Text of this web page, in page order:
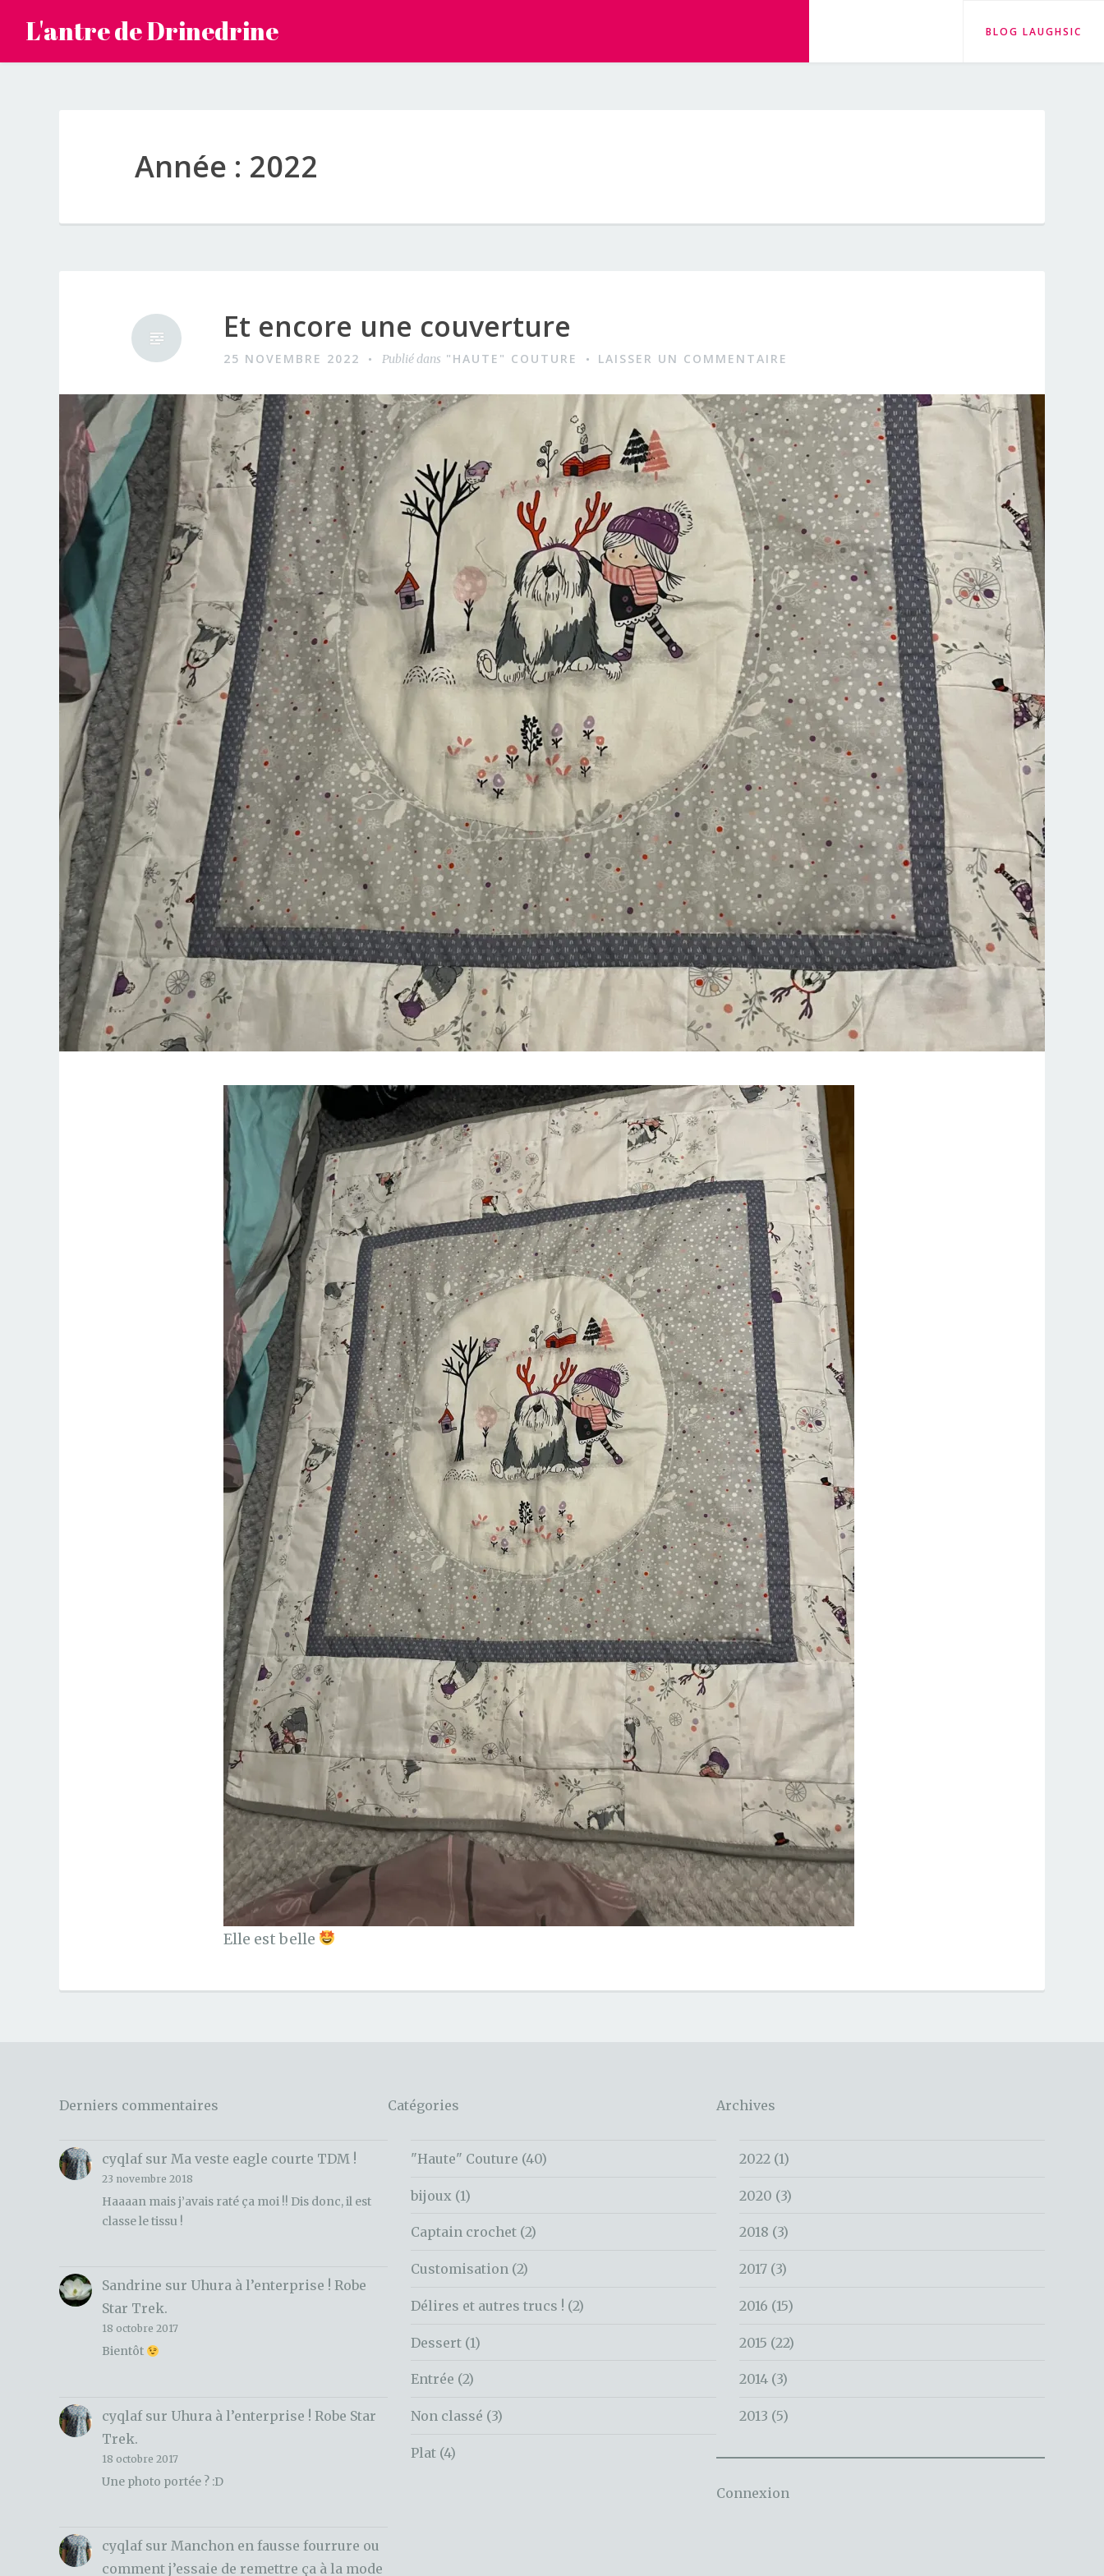
contenu
L'antre de Drinedrine BLOG LAUGHSIC
Année : 2022
Et encore une couverture
25 NOVEMBRE 2022 Publié dans "HAUTE" COUTURE LAISSER UN COMMENTAIRE
Elle est belle
Derniers commentaires
cyqlafsur Ma veste eagle courte TDM !
23 novembre 2018
Haaaan mais j’avais raté ça moi !! Dis donc, il est
classe le tissu !
Sandrine sur Uhura à l’enterprise ! Robe
Star Trek.
18 octobre 2017
Bientôt
cyqlafsur Uhura à l’enterprise ! Robe Star
Trek.
18 octobre 2017
Une photo portée ? :D
cyqlafsur Manchon en fausse fourrure ou
comment j’essaie de remettre ça à la mode
Catégories
"Haute" Couture (40)
bijoux (1)
Captain crochet (2)
Customisation (2)
Délires et autres trucs ! (2)
Dessert (1)
Entrée (2)
Non classé (3)
Plat (4)
Archives
2022 (1)
2020 (3)
2018 (3)
2017 (3)
2016 (15)
2015 (22)
2014 (3)
2013 (5)
Connexion